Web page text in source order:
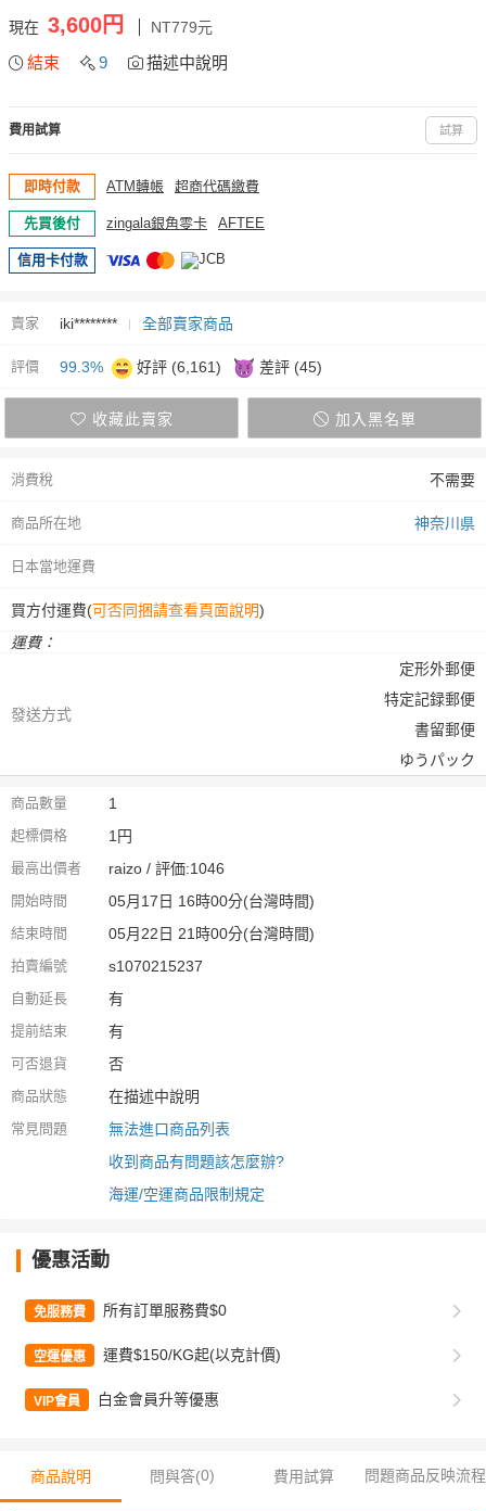
現在 3,600円 NT779元
結束 9 描述中說明
費用試算 試算
即時付款 ATM轉帳 超商代碼繳費
先買後付 zingala銀角零卡 AFTEE
信用卡付款
賣家 iki******** 全部賣家商品
評價 99.3% 好評 (6,161) 差評 (45)
收藏此賣家 加入黑名單
消費稅 不需要
商品所在地 神奈川県
日本當地運費
買方付運費(可否同捆請查看頁面說明)
運費：
發送方式
定形外郵便
特定記録郵便
書留郵便
ゆうパック
商品數量 1
起標價格 1円
最高出價者 raizo / 評価:1046
開始時間 05月17日 16時00分(台灣時間)
結束時間 05月22日 21時00分(台灣時間)
拍賣編號 s1070215237
自動延長 有
提前結束 有
可否退貨 否
商品狀態 在描述中說明
常見問題
無法進口商品列表
收到商品有問題該怎麼辦?
海運/空運商品限制規定
優惠活動
免服務費 所有訂單服務費$0
空運優惠 運費$150/KG起(以克計價)
VIP會員 白金會員升等優惠
商品說明 問與答(0) 費用試算 問題商品反映流程